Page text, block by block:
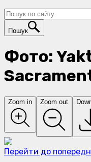
Пошук
Фото:
Zoom in Zoom out
Перейти до